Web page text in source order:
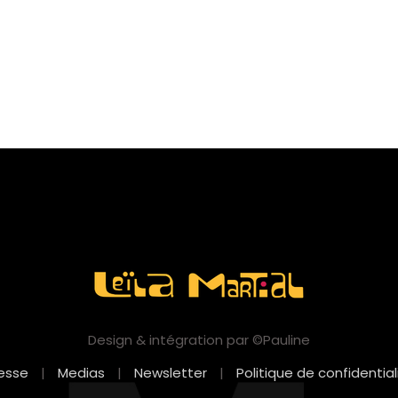
Design & intégration par ©Pauline
| Medias | Newsletter | Politique de